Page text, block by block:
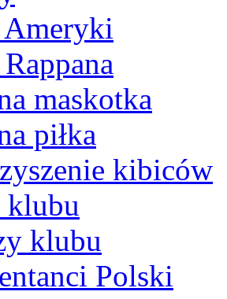
Ameryki
maskotka
piłka
kibiców
klubu
klubu
Polski